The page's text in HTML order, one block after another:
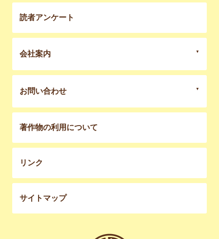
読者アンケート
会社案内
お問い合わせ
著作物の利用について
リンク
サイトマップ